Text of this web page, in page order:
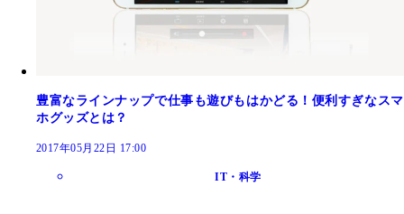
豊富なラインナップで仕事も遊びもはかどる！便利すぎなスマ
ホグッズとは？
2017年05月22日 17:00
IT・科学